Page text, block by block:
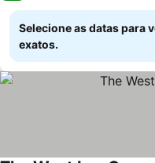
Selecione as datas para
exatos.